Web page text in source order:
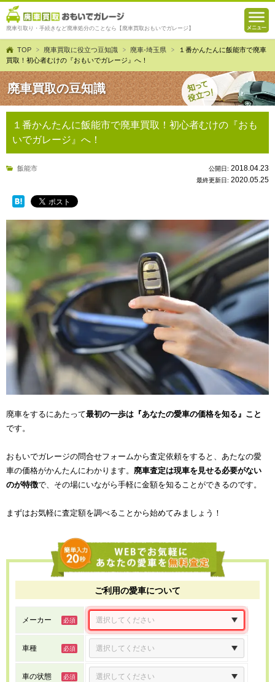
廃車引取り・手続きなど廃車処分のことなら【廃車買取おもいでガレージ】
TOP 廃車買取に役立つ豆知識 廃車-埼玉県
１番かんたんに飯能市で廃車
買取！初心者むけの『おもいでガレージ』へ！
廃車買取の豆知識
１番かんたんに飯能市で廃車買取！初心者むけの『おも
いでガレージ』へ！
飯能市 公開日: 2018.04.23
最終更新日: 2020.05.25
廃車をするにあたって最初の一歩は『あなたの愛車の価格を知る』こと
です。
おもいでガレージの問合せフォームから査定依頼をすると、あたなの愛
車の価格がかんたんにわかります。 廃車査定は現車を見せる必要がない
のが特徴で、その場にいながら手軽に金額を知ることができるのです。
まずはお気軽に査定額を調べることから始めてみましょう！
ご利用の愛車について
メーカー
車種
車の状態